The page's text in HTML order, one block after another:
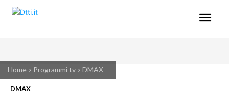
Home Programmi tv DMAX
DMAX